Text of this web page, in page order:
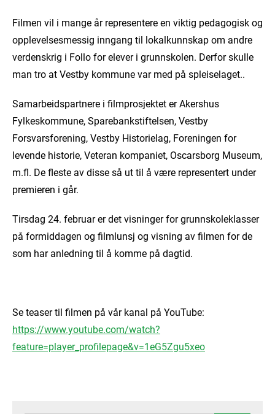
Filmen vil i mange år representere en viktig pedagogisk og
opplevelsesmessig inngang til lokalkunnskap om andre
verdenskrig i Follo for elever i grunnskolen. Derfor skulle
man tro at Vestby kommune var med på spleiselaget..
Samarbeidspartnere i filmprosjektet er Akershus
Fylkeskommune, Sparebankstiftelsen, Vestby
Forsvarsforening, Vestby Historielag, Foreningen for
levende historie, Veteran kompaniet, Oscarsborg Museum,
m.fl. De fleste av disse så ut til å være representert under
premieren i går.
Tirsdag 24. februar er det visninger for grunnskoleklasser
på formiddagen og filmlunsj og visning av filmen for de
som har anledning til å komme på dagtid.
Se teaser til filmen på vår kanal på YouTube:
https://www.youtube.com/watch?
feature=player_profilepage&v=1eG5Zgu5xeo